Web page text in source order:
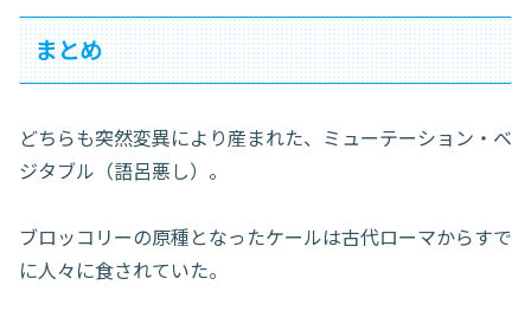
まとめ
どちらも突然変異により産まれた、ミューテーション・ベ
ジタブル（語呂悪し）。
ブロッコリーの原種となったケールは古代ローマからすで
に人々に食されていた。